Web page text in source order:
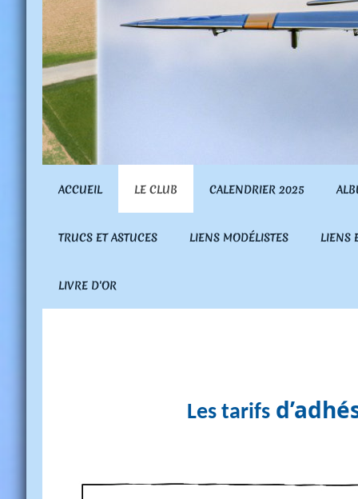
ACCUEIL LE CLUB CALENDRIER 2025
TRUCS ET ASTUCES LIENS MODÉLISTES LIENS
LIVRE D'OR
Les tarifs